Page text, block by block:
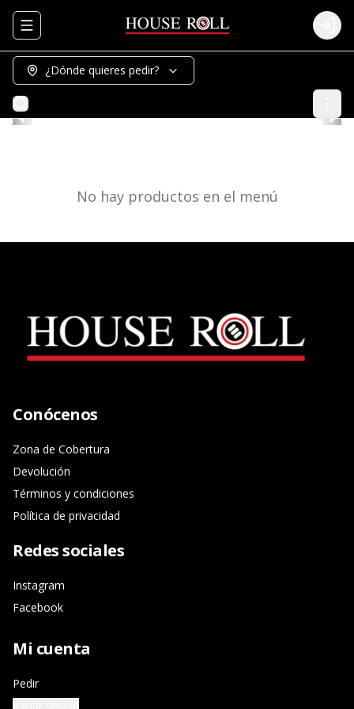
Abrir menu de navegación Login
¿Dónde quieres pedir?
No hay productos en el menú
Conócenos
Zona de Cobertura
Devolución
Términos y condiciones
Política de privacidad
Redes sociales
Instagram
Facebook
Mi cuenta
Pedir